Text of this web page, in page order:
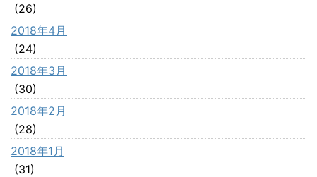
(26)
2018年4月
(24)
2018年3月
(30)
2018年2月
(28)
2018年1月
(31)